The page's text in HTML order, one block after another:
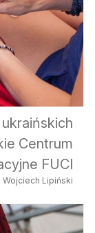
Centrum
FUCI
Wojciech Lipiński